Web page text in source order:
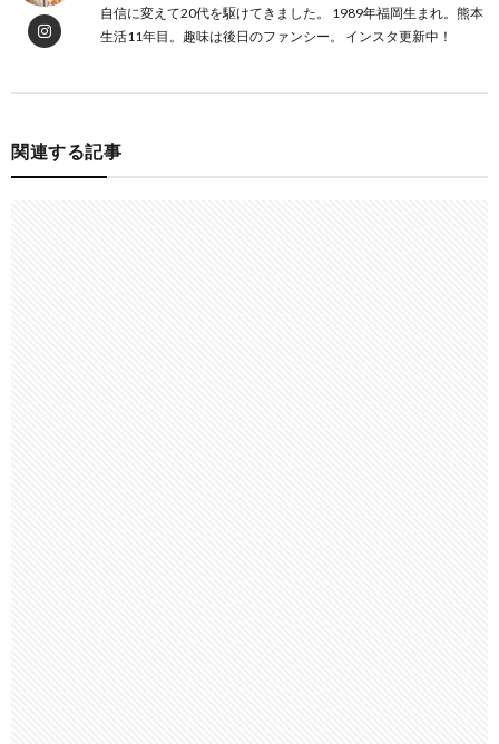
自信に変えて20代を駆けてきました。 1989年福岡生まれ。熊本
生活11年目。趣味は後日のファンシー。 インスタ更新中！
関連する記事